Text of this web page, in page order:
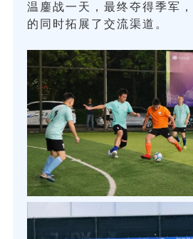
温鏖战一天，最终夺得季军
的同时拓展了交流渠道。